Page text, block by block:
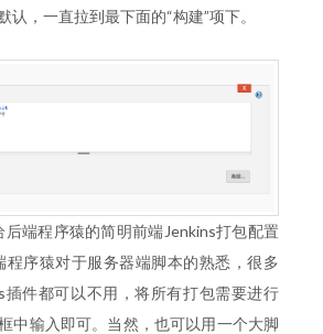
认，一直拉到最下面的“构建”项下。
端程序猿的简明前端Jenkins打包配置
程序猿对于服务器端脚本的熟悉，很多
插件都可以不用，将所有打包需要进行
中输入即可。当然，也可以用一个大脚